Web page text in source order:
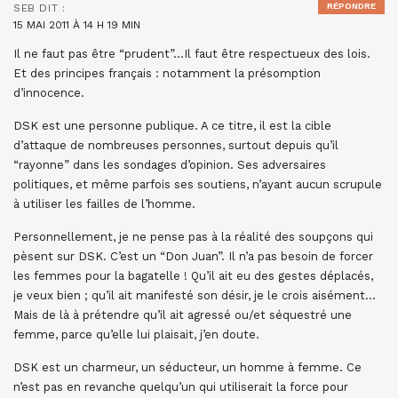
SEB DIT :
15 MAI 2011 À 14 H 19 MIN
Il ne faut pas être “prudent”…Il faut être respectueux des lois.
Et des principes français : notamment la présomption
d’innocence.
DSK est une personne publique. A ce titre, il est la cible
d’attaque de nombreuses personnes, surtout depuis qu’il
“rayonne” dans les sondages d’opinion. Ses adversaires
politiques, et même parfois ses soutiens, n’ayant aucun scrupule
à utiliser les failles de l’homme.
Personnellement, je ne pense pas à la réalité des soupçons qui
pèsent sur DSK. C’est un “Don Juan”. Il n’a pas besoin de forcer
les femmes pour la bagatelle ! Qu’il ait eu des gestes déplacés,
je veux bien ; qu’il ait manifesté son désir, je le crois aisément…
Mais de là à prétendre qu’il ait agressé ou/et séquestré une
femme, parce qu’elle lui plaisait, j’en doute.
DSK est un charmeur, un séducteur, un homme à femme. Ce
n’est pas en revanche quelqu’un qui utiliserait la force pour
RÉPONDRE